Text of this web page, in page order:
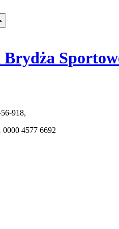
918,
0000 4577 6692